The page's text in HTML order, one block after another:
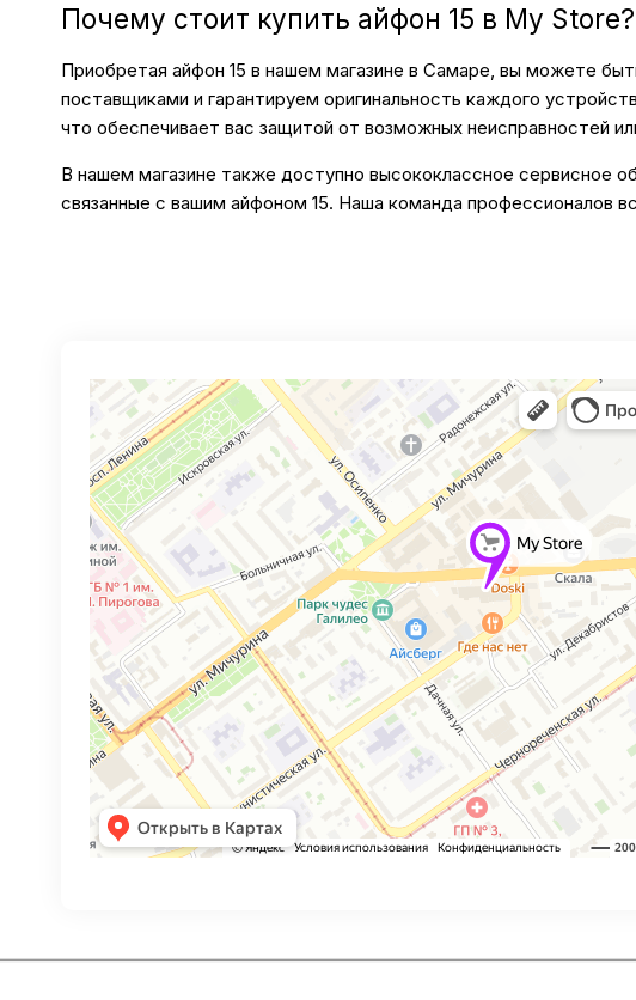
Почему стоит купить айфон 15 в My Store?
Приобретая айфон 15 в нашем магазине в Самаре, вы можете
поставщиками и гарантируем оригинальность каждого
что обеспечивает вас защитой от возможных неисправностей
В нашем магазине также доступно высококлассное сервисное
связанные с вашим айфоном 15. Наша команда профессионалов